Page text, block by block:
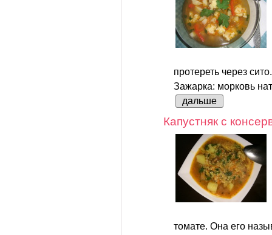
протереть через сито.
Зажарка: морковь
дальше
Капустняк с
томате. Она его